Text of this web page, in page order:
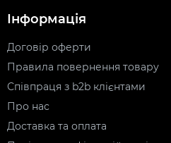
Інформація
Договір оферти
Правила повернення товару
Співпраця з b2b клієнтами
Про нас
Доставка та оплата